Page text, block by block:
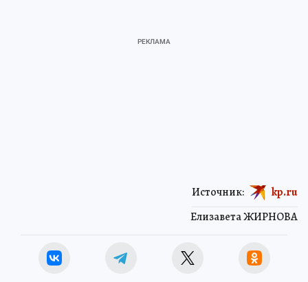
Елизавета ЖИРНОВА
Источник: kp.ru